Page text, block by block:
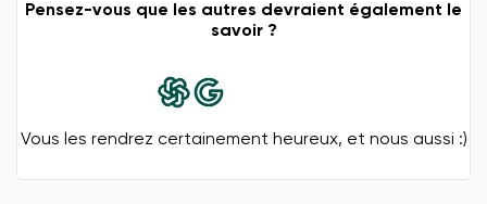
Pensez-vous que les autres devraient également le
savoir ?
Vous les rendrez certainement heureux, et nous aussi :)